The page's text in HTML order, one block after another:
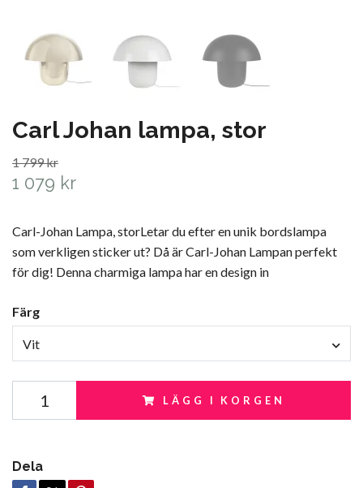
Carl Johan lampa, stor
1 799 kr
1 079 kr
Carl-Johan Lampa, storLetar du efter en unik bordslampa
som verkligen sticker ut? Då är Carl-Johan Lampan perfekt
för dig! Denna charmiga lampa har en design in
Färg
Vit
LÄGG I KORGEN
Dela